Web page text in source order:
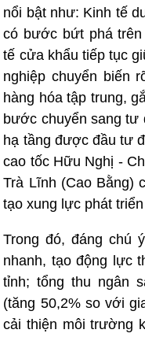
nổi bật như: Kinh tế
có bước bứt phá
tế cửa khẩu tiếp tục
nghiệp chuyển biến
hàng hóa tập trung,
bước chuyển sang tư
hạ tầng được đầu tư
cao tốc Hữu Nghị -
Trà Lĩnh (Cao Bằng)
tạo xung lực phát
Trong đó, đáng chú
nhanh, tạo động lực
tỉnh; tổng thu ngân
(tăng 50,2% so với
cải thiện môi trường